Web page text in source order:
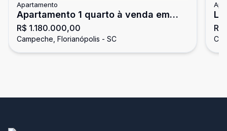
Apartamento
Apartamento 1 quarto à venda em
Condomínio Club - Campeche,
Florianópolis SC
R$ 1.180.000,00
Campeche, Florianópolis - SC